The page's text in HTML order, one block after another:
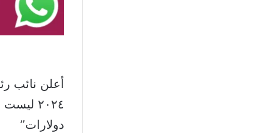
أعلن نائب
٢٠٢٤
دولارات”